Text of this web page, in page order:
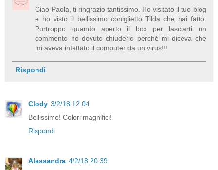
Ciao Paola, ti ringrazio tantissimo. Ho visitato il tuo blog
e ho visto il bellissimo coniglietto Tilda che hai fatto.
Purtroppo quando aperto il box per lasciarti un
commento ho dovuto chiuderlo perché mi diceva che
mi aveva infettato il computer da un virus!!!
Rispondi
Clody 3/2/18 12:04
Bellissimo! Colori magnifici!
Rispondi
Alessandra 4/2/18 20:39